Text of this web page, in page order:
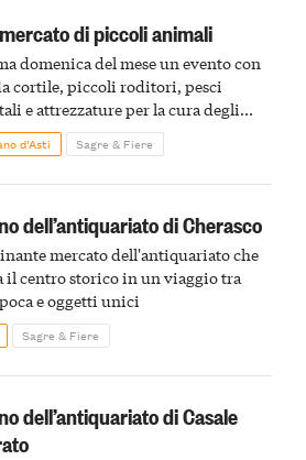
di piccoli animali
domenica del mese un evento con
cortile, piccoli roditori, pesci
e attrezzature per la cura degli
per famiglie e piccini
d’Asti Sagre & Fiere
dell’antiquariato di Cherasco
mercato dell'antiquariato che
il centro storico in un viaggio tra
e oggetti unici
Sagre & Fiere
dell’antiquariato di Casale